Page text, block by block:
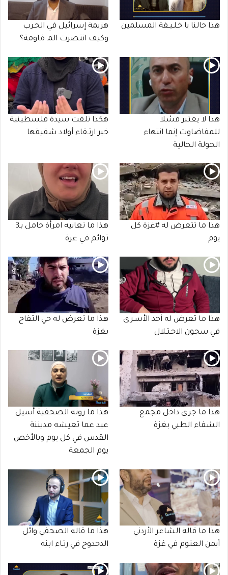
هذا حالنا يا خـلـيـفة المسلمين
هزيمة إسرائيل في الحـرب
وكيف انتصرت المـ ةـاومة؟
هذا لا يعتبر فشلا
للمفاضاوت إنما انتهاء
الجولة الحالية
هكذا تلقت سيدة فلسطينية
خبر ارتـقاء أولاد شقيقها
هذا ما تتعرض له #غزة كل
يوم
هذا ما تعانيه امرأة حامل بـ3
توائم في غزة
هذا ما تعرض له أحد الأسـرى
في سجون الاحـتـلال
هذا ما تعرض له حي التفاح
بغزة
هذا ما جرى داخل مجمع
الشفاء الطبي بغزة
هذا ما روته الصحفية أسيل
عيد عما تعيشه مديننة
القدس في كل يوم وبالأخص
يوم الجمعة
هذا ما قالة الشاعر الأردني
أيمن العتوم في غزة
هذا ما قاله الصحفي وائل
الدحدوح في رثـاء ابنه